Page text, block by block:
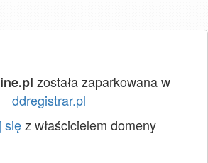
została zaparkowana w
ddregistrar.pl
sięz właścicielem domeny